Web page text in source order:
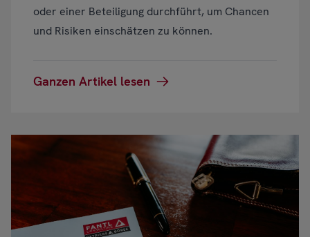
oder einer Beteiligung durchführt, um Chancen
und Risiken einschätzen zu können.
Ganzen Artikel lesen